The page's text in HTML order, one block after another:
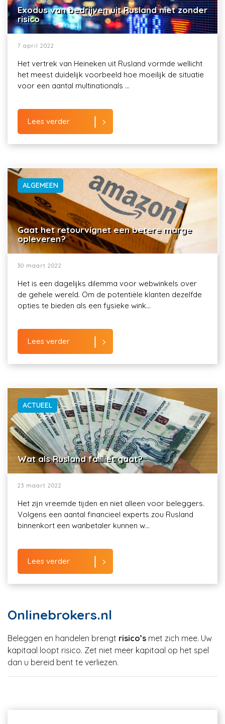
Exodus van bedrijven uit Rusland niet zonder
risico
7 april 2022
Het vertrek van Heineken uit Rusland vormde wellicht
het meest duidelijk voorbeeld hoe moeilijk de situatie
voor een aantal multinationals ...
Lees verder
ALGEMEEN
Gaat het retourvignet een betere marge
opleveren?
30 maart 2022
Het is een dagelijks dilemma voor webwinkels over
de gehele wereld. Om de potentiële klanten dezelfde
opties te bieden als een fysieke wink...
Lees verder
ACTUEEL
Wat als Rusland failliet gaat?
23 maart 2022
Het zijn vreemde tijden en niet alleen voor beleggers.
Volgens een aantal financieel experts zou Rusland
binnenkort een wanbetaler kunnen w...
Lees verder
Onlinebrokers.nl
Beleggen en handelen brengt risico’s met zich mee. Uw
kapitaal loopt risico. Zet niet meer kapitaal op het spel
dan u bereid bent te verliezen.